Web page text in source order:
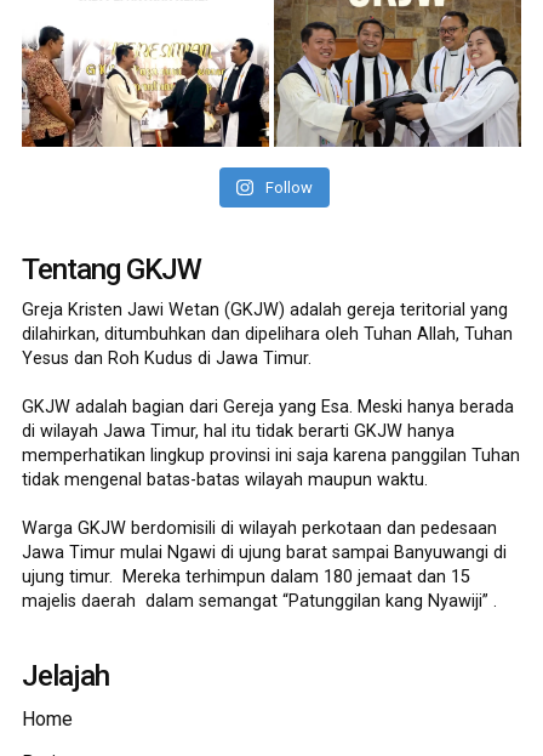
Follow
Tentang GKJW
Greja Kristen Jawi Wetan (GKJW) adalah gereja teritorial yang
dilahirkan, ditumbuhkan dan dipelihara oleh Tuhan Allah, Tuhan
Yesus dan Roh Kudus di Jawa Timur.
GKJW adalah bagian dari Gereja yang Esa. Meski hanya berada
di wilayah Jawa Timur, hal itu tidak berarti GKJW hanya
memperhatikan lingkup provinsi ini saja karena panggilan Tuhan
tidak mengenal batas-batas wilayah maupun waktu.
Warga GKJW berdomisili di wilayah perkotaan dan pedesaan
Jawa Timur mulai Ngawi di ujung barat sampai Banyuwangi di
ujung timur. Mereka terhimpun dalam 180 jemaat dan 15
majelis daerah dalam semangat “Patunggilan kang Nyawiji” .
Jelajah
Home